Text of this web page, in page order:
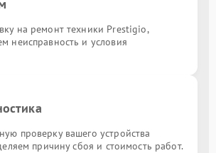
на ремонт техники Prestigio,
неисправность и условия
проверку вашего устройства
причину сбоя и стоимость работ.